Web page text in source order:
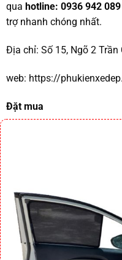
qua hotline: 0936 942
trợ nhanh chóng nhất.
Địa chỉ: Số 15, Ngõ 2 Trần
web: https://
Đặt mua